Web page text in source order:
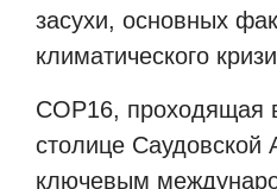
засухи, основных
климатического
COP16, проходящая
столице Саудовской
ключевым